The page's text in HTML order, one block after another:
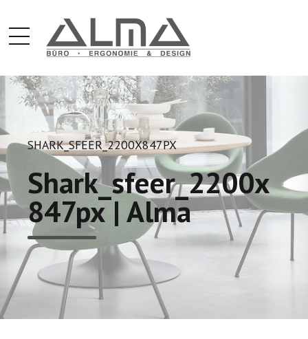
SHARK_SFEER_2200X847PX
Shark_sfeer_2200x
847px | Alma